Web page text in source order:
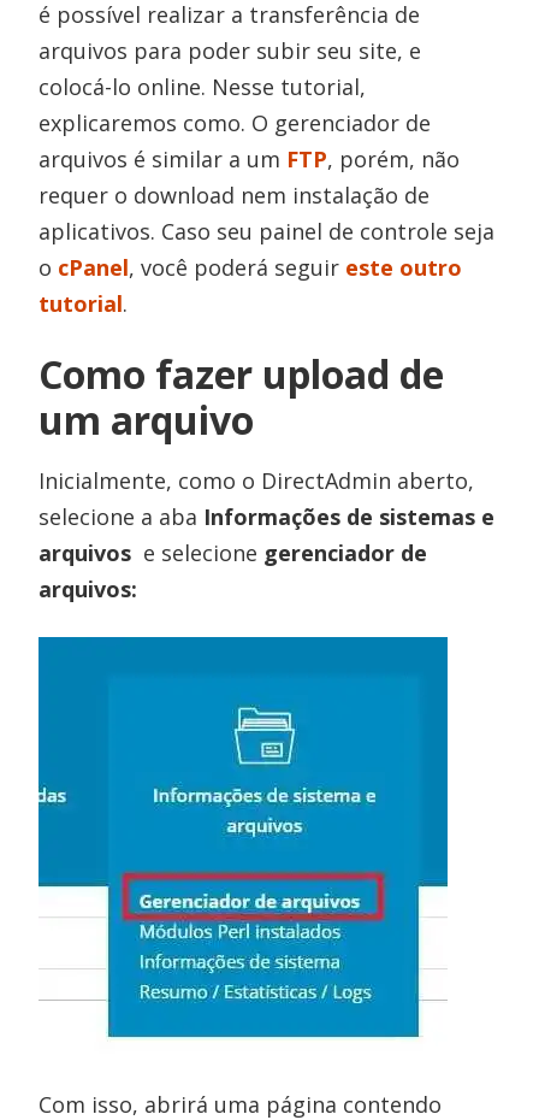
é possível realizar a transferência de
arquivos para poder subir seu site, e
colocá-lo online. Nesse tutorial,
explicaremos como. O gerenciador de
arquivos é similar a um FTP, porém, não
requer o download nem instalação de
aplicativos. Caso seu painel de controle seja
o cPanel, você poderá seguir este outro
tutorial.
Como fazer upload de
um arquivo
Inicialmente, como o DirectAdmin aberto,
selecione a aba Informações de sistemas e
arquivos e selecione gerenciador de
arquivos:
Com isso, abrirá uma página contendo